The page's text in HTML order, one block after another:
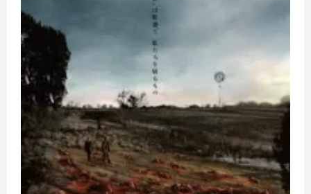
全
つ
ス
ム
ー
ズ
に
運
営
す
る